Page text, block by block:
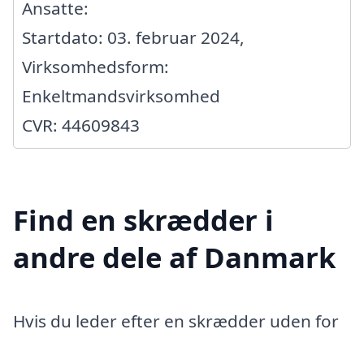
Ansatte:
Startdato: 03. februar 2024,
Virksomhedsform:
Enkeltmandsvirksomhed
CVR: 44609843
Find en skrædder i
andre dele af Danmark
Hvis du leder efter en skrædder uden for